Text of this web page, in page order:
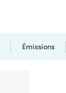
Émissions